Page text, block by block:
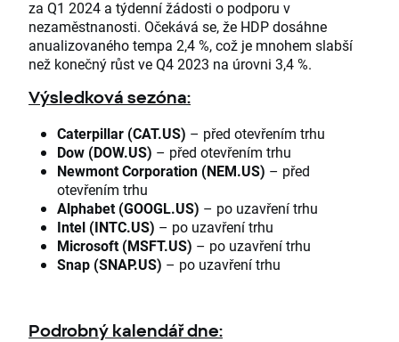
za Q1 2024 a týdenní žádosti o podporu v
nezaměstnanosti. Očekává se, že HDP dosáhne
anualizovaného tempa 2,4 %, což je mnohem slabší
než konečný růst ve Q4 2023 na úrovni 3,4 %.
Výsledková sezóna:
Caterpillar (CAT.US) – před otevřením trhu
Dow (DOW.US) – před otevřením trhu
Newmont Corporation (NEM.US) – před
otevřením trhu
Alphabet (GOOGL.US) – po uzavření trhu
Intel (INTC.US) – po uzavření trhu
Microsoft (MSFT.US) – po uzavření trhu
Snap (SNAP.US) – po uzavření trhu
Podrobný kalendář dne: